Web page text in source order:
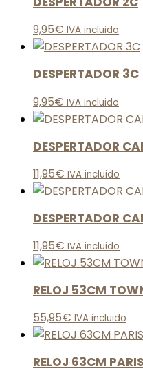
9,95€ IVA incluido
DESPERTADOR 3C
9,95€ IVA incluido
DESPERTADOR
11,95€ IVA incluido
DESPERTADOR
11,95€ IVA incluido
RELOJ 53CM
55,95€ IVA incluido
RELOJ 63CM